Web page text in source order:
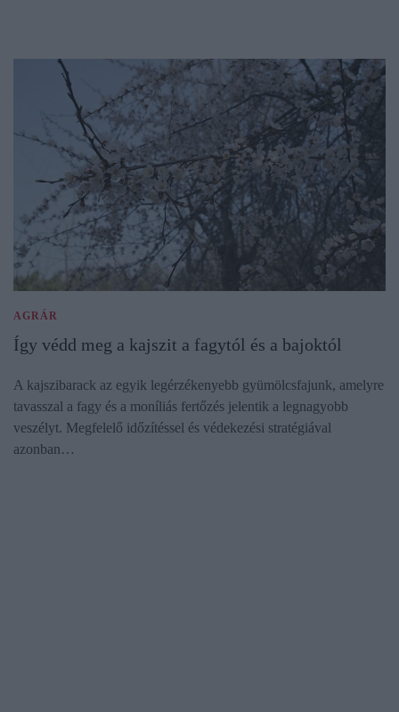
AGRÁR
Így védd meg a kajszit a fagytól és a bajoktól
A kajszibarack az egyik legérzékenyebb gyümölcsfajunk, amelyre
tavasszal a fagy és a moníliás fertőzés jelentik a legnagyobb
veszélyt. Megfelelő időzítéssel és védekezési stratégiával
azonban…